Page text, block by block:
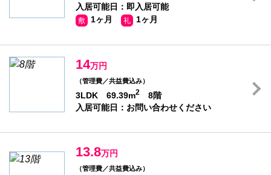
入居可能日：即入居可能
敷 1ヶ月 礼 1ヶ月
14万円
（管理費／共益費込み）
3LDK 69.39m2
8階
入居可能日：お問い合わせください
13.8万円
（管理費／共益費込み）